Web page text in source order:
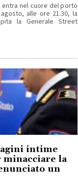
entra nel cuore del porto
alle ore 21.30, la
la Generale Street
intime
la
un